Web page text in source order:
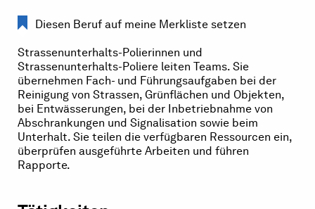
Diesen Beruf auf meine Merkliste setzen
Strassenunterhalts-Polierinnen und
Strassenunterhalts-Poliere leiten Teams. Sie
übernehmen Fach- und Führungsaufgaben bei der
Reinigung von Strassen, Grünflächen und Objekten,
bei Entwässerungen, bei der Inbetriebnahme von
Abschrankungen und Signalisation sowie beim
Unterhalt. Sie teilen die verfügbaren Ressourcen ein,
überprüfen ausgeführte Arbeiten und führen
Rapporte.